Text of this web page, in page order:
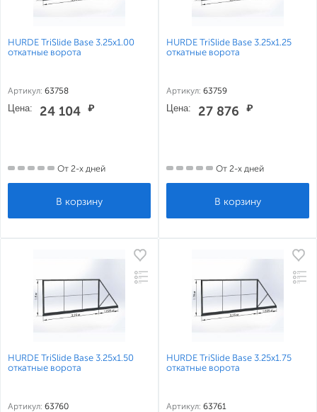
HURDE TriSlide Base 3.25x1.00
откатные ворота
Артикул: 63758
Цена: 24 104 ₽
От 2-х дней
HURDE TriSlide Base 3.25x1.25
откатные ворота
Артикул: 63759
Цена: 27 876 ₽
От 2-х дней
HURDE TriSlide Base 3.25x1.50
откатные ворота
Артикул: 63760
HURDE TriSlide Base 3.25x1.75
откатные ворота
Артикул: 63761